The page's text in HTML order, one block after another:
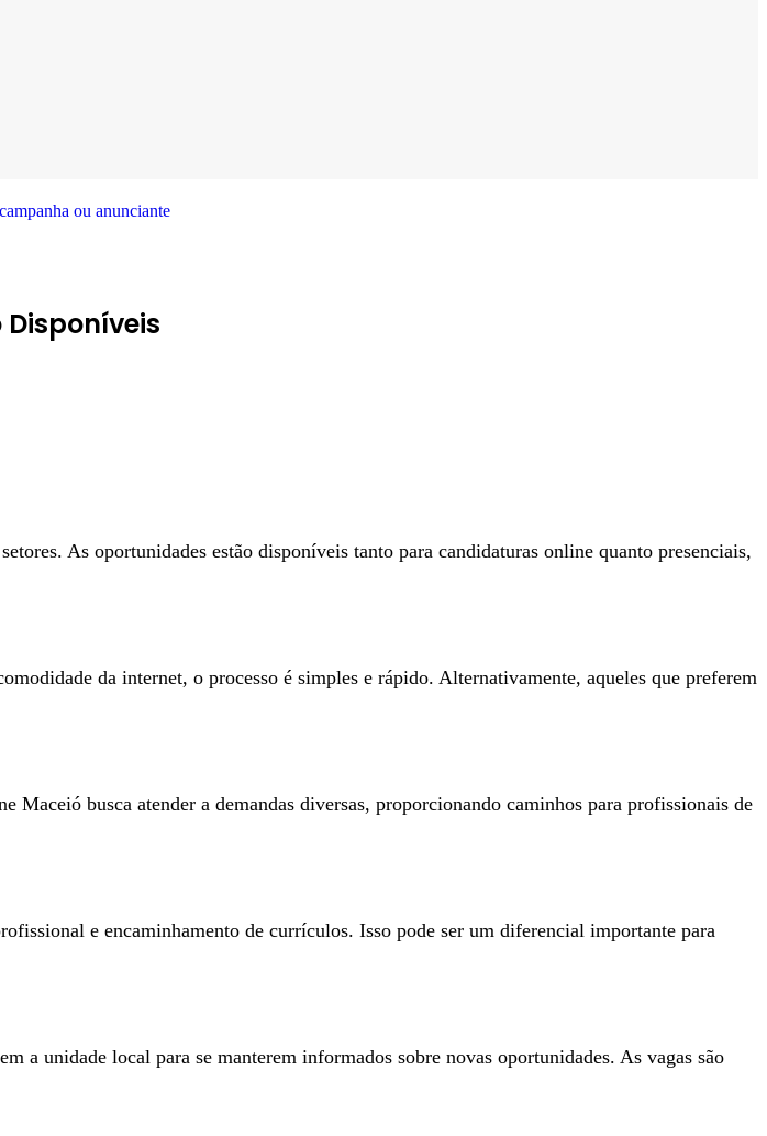
As oportunidades estão disponíveis tanto para candidaturas online quanto presenciais,
da internet, o processo é simples e rápido. Alternativamente, aqueles que preferem
busca atender a demandas diversas, proporcionando caminhos para profissionais de
e encaminhamento de currículos. Isso pode ser um diferencial importante para
a unidade local para se manterem informados sobre novas oportunidades. As vagas são